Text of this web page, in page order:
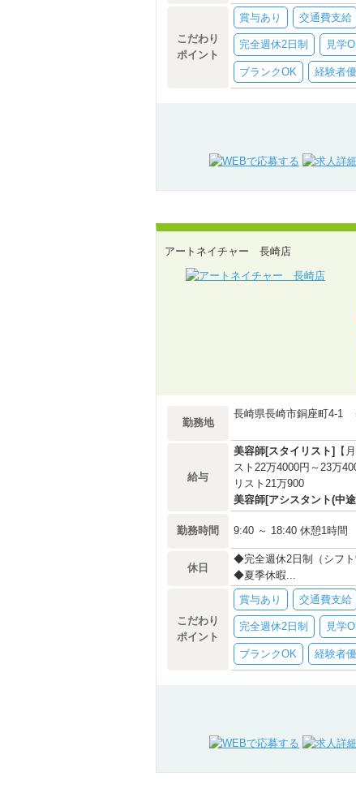
こだわり
ポイント
賞与あり 交通費支給
完全週休2日制 見学
ブランクOK 経験者
アートネイチャー 長崎店
勤務地
長崎県長崎市銅座町4-1
給与
美容師[スタイリスト]
【
スト22万4000円～23万
リスト21万900
美容師[アシスタント(中
勤務時間 9:40 ～ 18:40 休憩1時間
休日
◆完全週休2日制（シフト
◆夏季休暇...
こだわり
ポイント
賞与あり 交通費支給
完全週休2日制 見学
ブランクOK 経験者